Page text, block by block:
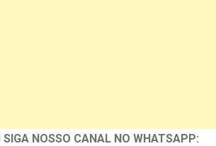
SIGA NOSSO CANAL NO WHATSAPP: